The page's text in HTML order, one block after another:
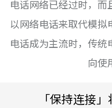
电话网络已经过时，而
以网络电话来取代模
电话成为主流时，传统
向使
「保持连接